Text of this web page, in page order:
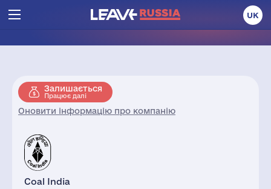
UK
Залишається
Працює далі
Оновити інформацію про компанію
Coal India